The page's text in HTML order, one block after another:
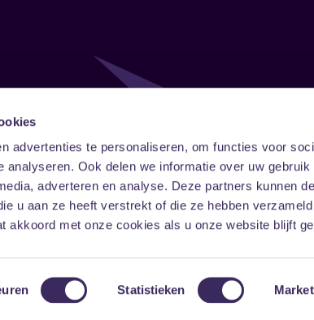
advertenties te personaliseren, om functies voor
analyseren. Ook delen we informatie over uw gebruik
adverteren en analyse. Deze partners kunnen
u aan ze heeft verstrekt of die ze hebben
akkoord met onze cookies als u onze website blijft
Statistieken
FacebookInstagramLinkedIn
Onze